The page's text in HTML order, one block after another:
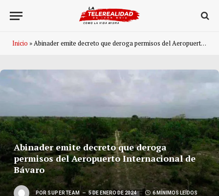
Inicio »Abinader emite decreto que deroga permisos del Aeropuerto Internacional de Bávaro
Abinader emite decreto que deroga
permisos del Aeropuerto Internacional de
Bávaro
POR SUPERTEAM 5 DE ENERO DE 2024 6 MÍNIMOS LEÍDOS